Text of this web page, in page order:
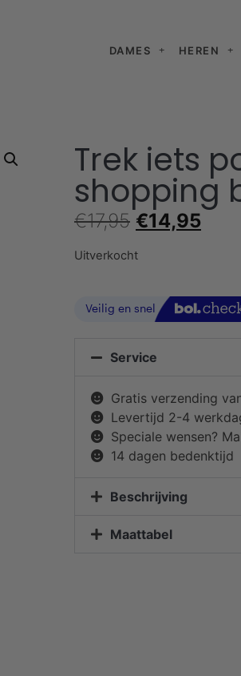
DAMES HEREN
Trek iets
shopping
€17,95 €14,95
Uitverkocht
Service
Gratis verzending
Levertijd 2-4
Speciale wensen?
14 dagen bedenktijd
Beschrijving
Maattabel